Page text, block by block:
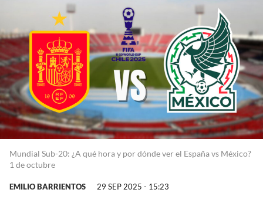
Mundial Sub-20: ¿A qué hora y por dónde ver el España vs México?
1 de octubre
EMILIO BARRIENTOS 29 SEP 2025 - 15:23